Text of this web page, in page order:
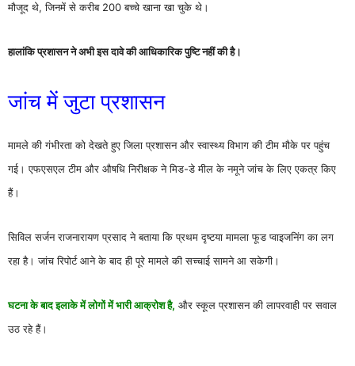
मौजूद थे, जिनमें से करीब 200 बच्चे खाना खा चुके थे।
हालांकि प्रशासन ने अभी इस दावे की आधिकारिक पुष्टि नहीं की है।
जांच में जुटा प्रशासन
मामले की गंभीरता को देखते हुए जिला प्रशासन और स्वास्थ्य विभाग की टीम मौके पर पहुंच
गई। एफएसएल टीम और औषधि निरीक्षक ने मिड-डे मील के नमूने जांच के लिए एकत्र किए
हैं।
सिविल सर्जनराजनारायण प्रसादने बताया कि प्रथम दृष्टया मामला फूड प्वाइजनिंग का लग
रहा है। जांच रिपोर्ट आने के बाद ही पूरे मामले की सच्चाई सामने आ सकेगी।
घटना के बाद इलाके में लोगों में भारी आक्रोश है, और स्कूल प्रशासन की लापरवाही पर सवाल
उठ रहे हैं।